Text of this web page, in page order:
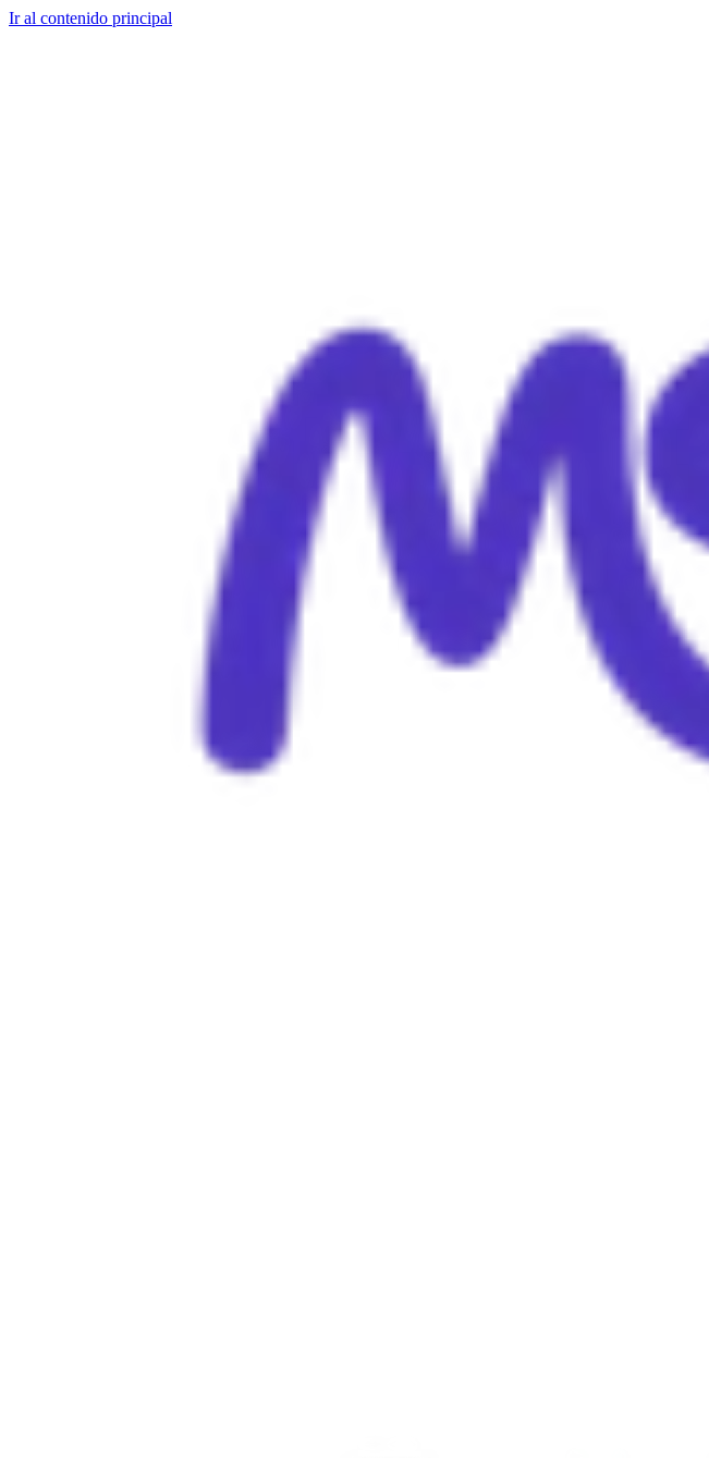
Ir al contenido principal